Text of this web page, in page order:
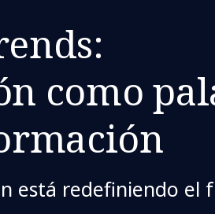
como
está redefiniendo el